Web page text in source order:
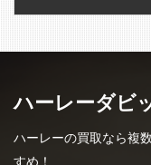
ハーレーダビ
ハーレーの買取なら複
すめ！